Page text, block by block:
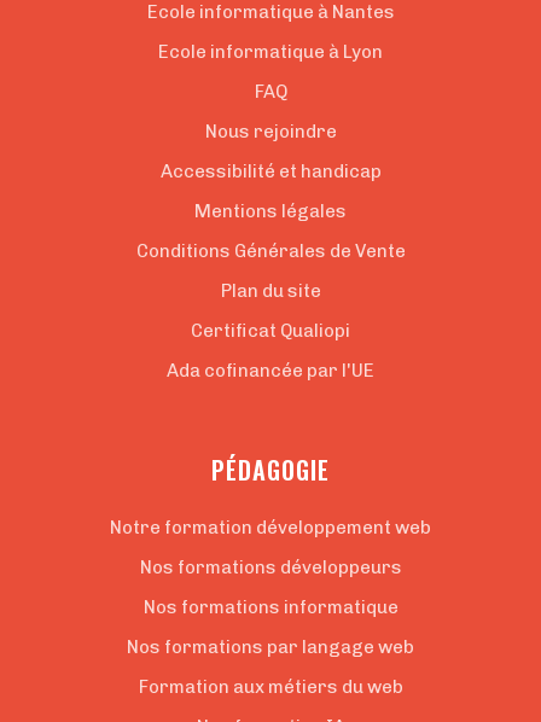
Ecole informatique à Nantes
Ecole informatique à Lyon
FAQ
Nous rejoindre
Accessibilité et handicap
Mentions légales
Conditions Générales de Vente
Plan du site
Certificat Qualiopi
Ada cofinancée par l'UE
PÉDAGOGIE
Notre formation développement web
Nos formations développeurs
Nos formations informatique
Nos formations par langage web
Formation aux métiers du web